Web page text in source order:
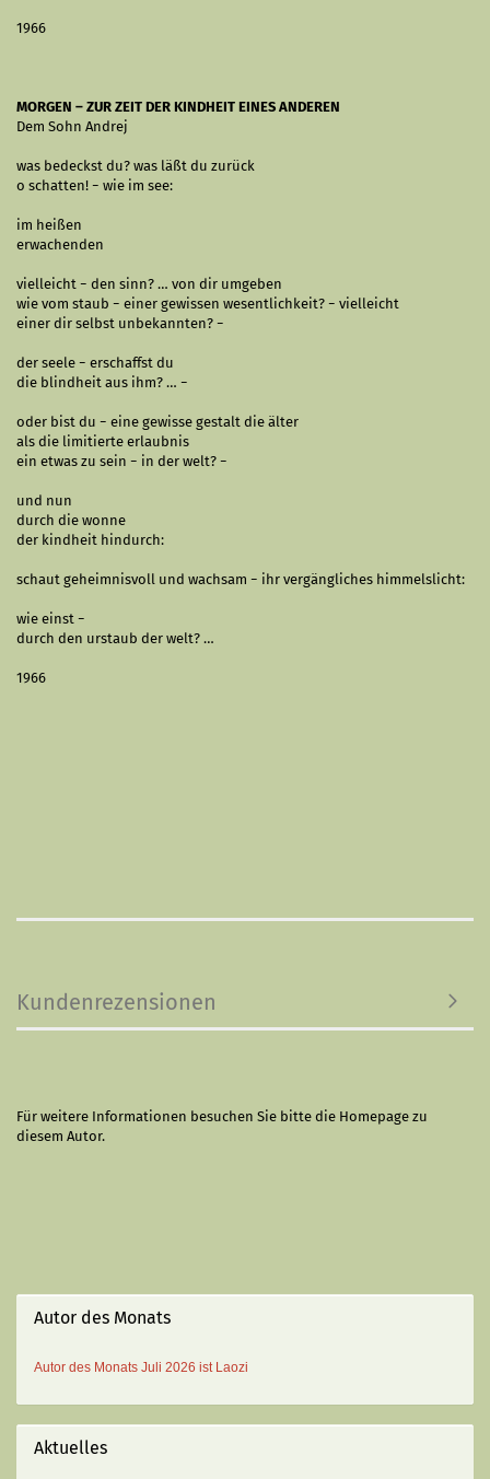
1966
MORGEN – ZUR ZEIT DER KINDHEIT EINES ANDEREN
Dem Sohn Andrej
was bedeckst du? was läßt du zurück
o schatten! − wie im see:
im heißen
erwachenden
vielleicht − den sinn? … von dir umgeben
wie vom staub − einer gewissen wesentlichkeit? − vielleicht
einer dir selbst unbekannten? −
der seele − erschaffst du
die blindheit aus ihm? … −
oder bist du − eine gewisse gestalt die älter
als die limitierte erlaubnis
ein etwas zu sein − in der welt? −
und nun
durch die wonne
der kindheit hindurch:
schaut geheimnisvoll und wachsam − ihr vergängliches himmelslicht:
wie einst −
durch den urstaub der welt? …
1966
Kundenrezensionen
Für weitere Informationen besuchen Sie bitte die Homepage zu
diesem Autor.
Autor des Monats
Autor des Monats Juli 2026 ist Laozi
Aktuelles